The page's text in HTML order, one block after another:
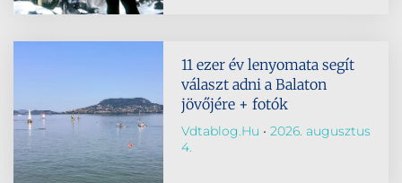
11 ezer év lenyomata segít
választ adni a Balaton
jövőjére + fotók
Vdtablog.hu
2026. augusztus
4.